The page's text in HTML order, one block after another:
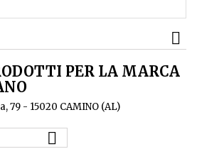
PER LA MARCA
79 - 15020 CAMINO (AL)
